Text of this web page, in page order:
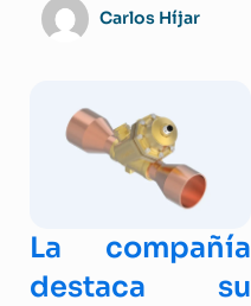
Carlos Híjar
La compañía
destaca su